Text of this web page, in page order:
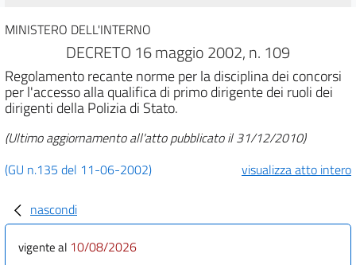
MINISTERO DELL'INTERNO
DECRETO 16 maggio 2002, n. 109
Regolamento recante norme per la disciplina dei concorsi
per l'accesso alla qualifica di primo dirigente dei ruoli dei
dirigenti della Polizia di Stato.
(Ultimo aggiornamento all'atto pubblicato il 31/12/2010)
(GU n.135 del 11-06-2002)
visualizza atto intero
nascondi
vigente al 10/08/2026